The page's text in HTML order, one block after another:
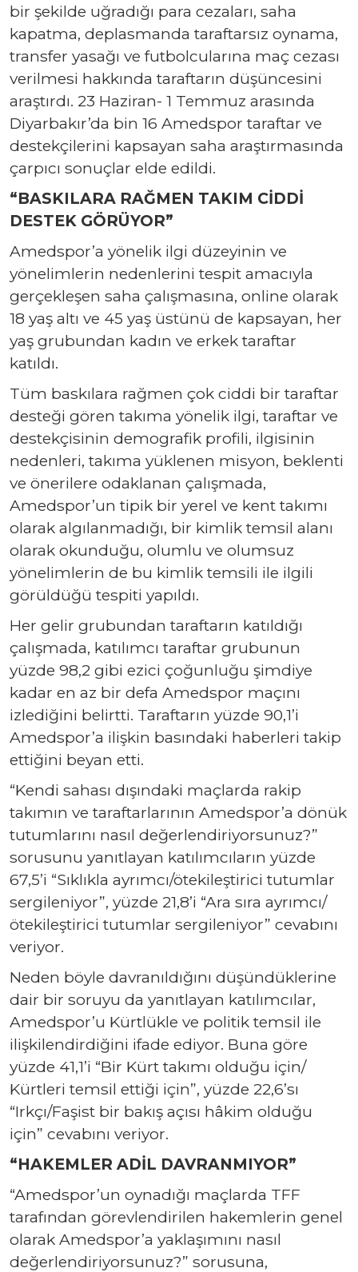
bir şekilde uğradığı para cezaları, saha
kapatma, deplasmanda taraftarsız oynama,
transfer yasağı ve futbolcularına maç cezası
verilmesi hakkında taraftarın düşüncesini
araştırdı. 23 Haziran- 1 Temmuz arasında
Diyarbakır’da bin 16 Amedspor taraftar ve
destekçilerini kapsayan saha araştırmasında
çarpıcı sonuçlar elde edildi.
“BASKILARA RAĞMEN TAKIM CİDDİ
DESTEK GÖRÜYOR”
Amedspor’a yönelik ilgi düzeyinin ve
yönelimlerin nedenlerini tespit amacıyla
gerçekleşen saha çalışmasına, online olarak
18 yaş altı ve 45 yaş üstünü de kapsayan, her
yaş grubundan kadın ve erkek taraftar
katıldı.
Tüm baskılara rağmen çok ciddi bir taraftar
desteği gören takıma yönelik ilgi, taraftar ve
destekçisinin demografik profili, ilgisinin
nedenleri, takıma yüklenen misyon, beklenti
ve önerilere odaklanan çalışmada,
Amedspor’un tipik bir yerel ve kent takımı
olarak algılanmadığı, bir kimlik temsil alanı
olarak okunduğu, olumlu ve olumsuz
yönelimlerin de bu kimlik temsili ile ilgili
görüldüğü tespiti yapıldı.
Her gelir grubundan taraftarın katıldığı
çalışmada, katılımcı taraftar grubunun
yüzde 98,2 gibi ezici çoğunluğu şimdiye
kadar en az bir defa Amedspor maçını
izlediğini belirtti. Taraftarın yüzde 90,1’i
Amedspor’a ilişkin basındaki haberleri takip
ettiğini beyan etti.
“Kendi sahası dışındaki maçlarda rakip
takımın ve taraftarlarının Amedspor’a dönük
tutumlarını nasıl değerlendiriyorsunuz?”
sorusunu yanıtlayan katılımcıların yüzde
67,5’i “Sıklıkla ayrımcı/ötekileştirici tutumlar
sergileniyor”, yüzde 21,8’i “Ara sıra ayrımcı/
ötekileştirici tutumlar sergileniyor” cevabını
veriyor.
Neden böyle davranıldığını düşündüklerine
dair bir soruyu da yanıtlayan katılımcılar,
Amedspor’u Kürtlükle ve politik temsil ile
ilişkilendirdiğini ifade ediyor. Buna göre
yüzde 41,1’i “Bir Kürt takımı olduğu için/
Kürtleri temsil ettiği için”, yüzde 22,6’sı
“Irkçı/Faşist bir bakış açısı hâkim olduğu
için” cevabını veriyor.
“HAKEMLER ADİL DAVRANMIYOR”
“Amedspor’un oynadığı maçlarda TFF
tarafından görevlendirilen hakemlerin genel
olarak Amedspor’a yaklaşımını nasıl
değerlendiriyorsunuz?” sorusuna,